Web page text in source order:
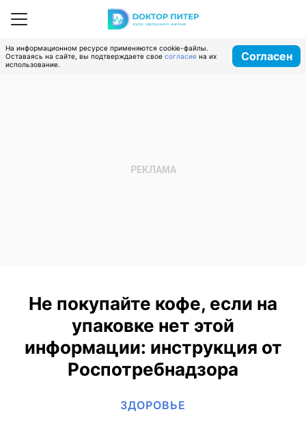
На информационном ресурсе применяются cookie-файлы.
Оставаясь на сайте, вы подтверждаете свое согласие на их
использование.
Согласен
Не покупайте кофе, если на
упаковке нет этой
информации: инструкция от
Роспотребнадзора
ЗДОРОВЬЕ